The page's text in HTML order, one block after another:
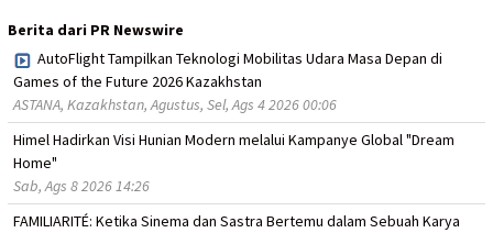
Berita dari PR Newswire
AutoFlight Tampilkan Teknologi Mobilitas Udara Masa Depan di
Games of the Future 2026 Kazakhstan
ASTANA, Kazakhstan, Agustus, Sel, Ags 4 2026 00:06
Himel Hadirkan Visi Hunian Modern melalui Kampanye Global "Dream
Home"
Sab, Ags 8 2026 14:26
FAMILIARITÉ: Ketika Sinema dan Sastra Bertemu dalam Sebuah Karya